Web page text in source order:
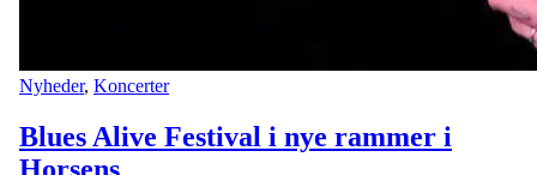
Nyheder, Koncerter
Blues Alive Festival i nye rammer i
Horsens